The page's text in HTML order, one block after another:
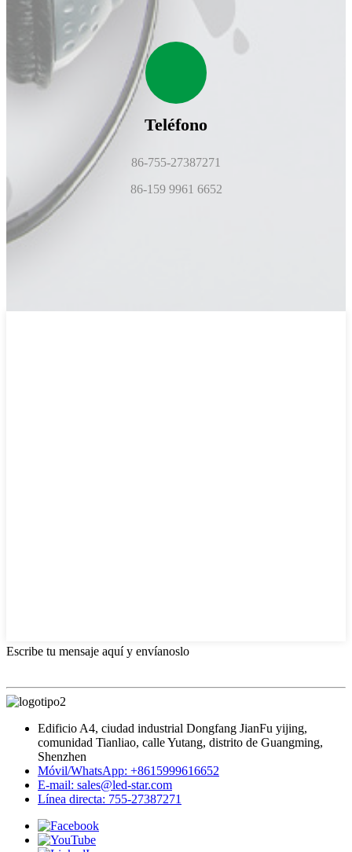
Teléfono
86-755-27387271
86-159 9961 6652
Escribe tu mensaje aquí y envíanoslo
Edificio A4, ciudad industrial Dongfang JianFu yijing,
comunidad Tianliao, calle Yutang, distrito de Guangming,
Shenzhen
Móvil/WhatsApp: +8615999616652
E-mail: sales@led-star.com
Línea directa: 755-27387271